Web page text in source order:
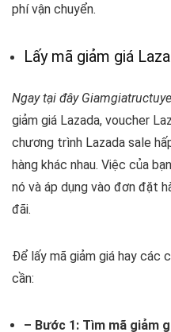
phí vận chuyển.
Lấy mã giảm giá
Ngay tại đây
giảm giá Lazada, voucher
chương trình Lazada sale
hàng khác nhau. Việc của
nó và áp dụng vào đơn đặt
đãi.
Để lấy mã giảm giá hay các
cần:
– Bước 1: Tìm mã giảm